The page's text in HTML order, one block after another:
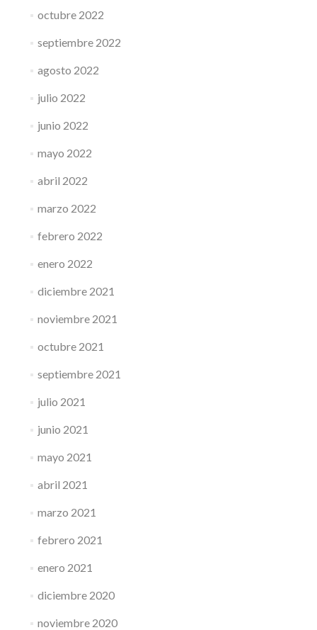
octubre 2022
septiembre 2022
agosto 2022
julio 2022
junio 2022
mayo 2022
abril 2022
marzo 2022
febrero 2022
enero 2022
diciembre 2021
noviembre 2021
octubre 2021
septiembre 2021
julio 2021
junio 2021
mayo 2021
abril 2021
marzo 2021
febrero 2021
enero 2021
diciembre 2020
noviembre 2020